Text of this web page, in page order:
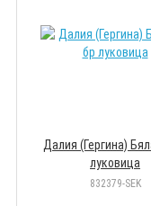
Далия (Гергина)
луковицa
832379-SEK